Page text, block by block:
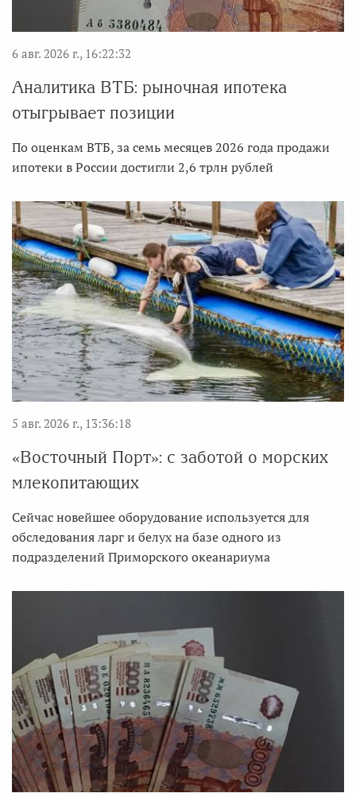
6 авг. 2026 г., 16:22:32
Аналитика ВТБ: рыночная ипотека
отыгрывает позиции
По оценкам ВТБ, за семь месяцев 2026 года продажи
ипотеки в России достигли 2,6 трлн рублей
5 авг. 2026 г., 13:36:18
«Восточный Порт»: с заботой о морских
млекопитающих
Сейчас новейшее оборудование используется для
обследования ларг и белух на базе одного из
подразделений Приморского океанариума